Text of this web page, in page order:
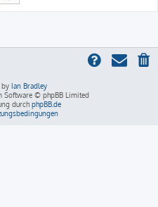
by Ian Bradley
Software © phpBB Limited
durch phpBB.de